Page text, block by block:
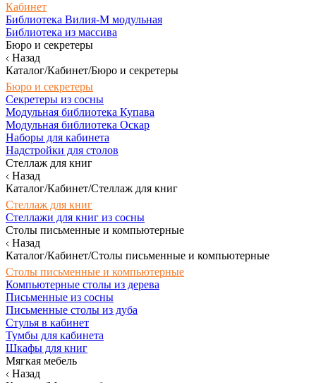
Кабинет
Библиотека Вилия-М модульная
Библиотека из массива
Бюро и секретеры
Назад
Каталог/Кабинет/Бюро и секретеры
Бюро и секретеры
Секретеры из сосны
Модульная библиотека Купава
Модульная библиотека Оскар
Наборы для кабинета
Надстройки для столов
Стеллаж для книг
Назад
Каталог/Кабинет/Стеллаж для книг
Стеллаж для книг
Стеллажи для книг из сосны
Столы письменные и компьютерные
Назад
Каталог/Кабинет/Столы письменные и компьютерные
Столы письменные и компьютерные
Компьютерные столы из дерева
Письменные из сосны
Письменные столы из дуба
Стулья в кабинет
Тумбы для кабинета
Шкафы для книг
Мягкая мебель
Назад